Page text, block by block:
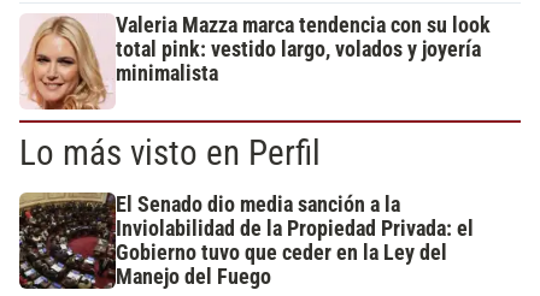
Valeria Mazza marca tendencia con su look
total pink: vestido largo, volados y joyería
minimalista
Lo más visto en Perfil
El Senado dio media sanción a la
Inviolabilidad de la Propiedad Privada: el
Gobierno tuvo que ceder en la Ley del
Manejo del Fuego